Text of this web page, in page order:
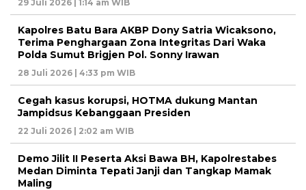
29 Juli 2026 | 1:14 am WIB
Kapolres Batu Bara AKBP Dony Satria Wicaksono,
Terima Penghargaan Zona Integritas Dari Waka
Polda Sumut Brigjen Pol. Sonny Irawan
28 Juli 2026 | 4:33 pm WIB
Cegah kasus korupsi, HOTMA dukung Mantan
Jampidsus Kebanggaan Presiden
22 Juli 2026 | 2:02 am WIB
Demo Jilit II Peserta Aksi Bawa BH, Kapolrestabes
Medan Diminta Tepati Janji dan Tangkap Mamak
Maling